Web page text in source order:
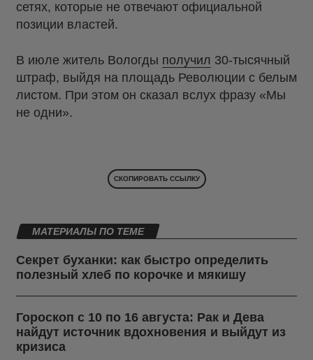
сетях, которые не отвечают официальной
позиции властей.
В июле житель Вологды получил 30-тысячный
штраф, выйдя на площадь Революции с белым
листом. При этом он сказал вслух фразу «Мы
не одни».
СКОПИРОВАТЬ ССЫЛКУ
МАТЕРИАЛЫ ПО ТЕМЕ
Секрет буханки: как быстро определить
полезный хлеб по корочке и мякишу
Гороскоп с 10 по 16 августа: Рак и Дева
найдут источник вдохновения и выйдут из
кризиса